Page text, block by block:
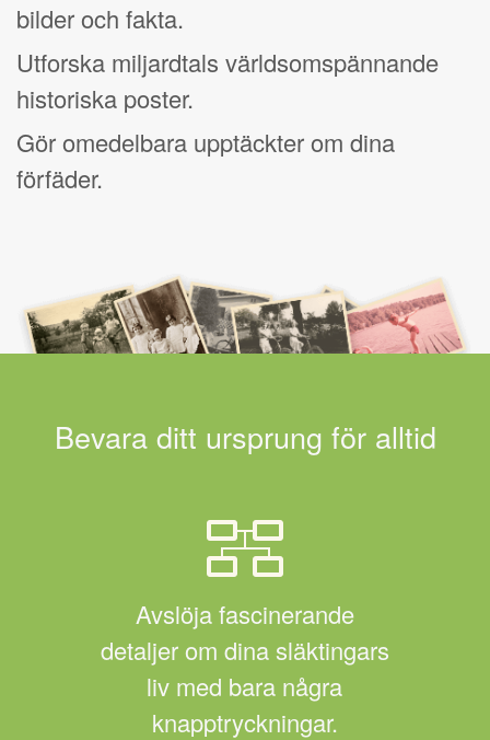
bilder och fakta.
Utforska miljardtals världsomspännande
historiska poster.
Gör omedelbara upptäckter om dina
förfäder.
Bevara ditt ursprung för alltid
Avslöja fascinerande
detaljer om dina släktingars
liv med bara några
knapptryckningar.